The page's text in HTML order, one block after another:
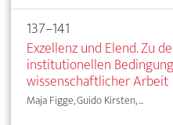
137–141
Exzellenz und Elend. Zu
institutionellen
wissenschaftlicher Arbeit
Maja Figge, Guido Kirsten, ...